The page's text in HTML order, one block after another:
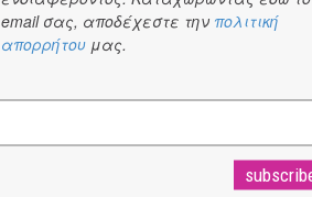
email σας, αποδέχεστε την πολιτική
απορρήτου μας.